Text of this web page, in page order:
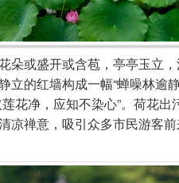
或盛开或含苞，亭亭玉立，
的红墙构成一幅“蝉噪林逾
花净，应知不染心”。荷花出
凉禅意，吸引众多市民游客